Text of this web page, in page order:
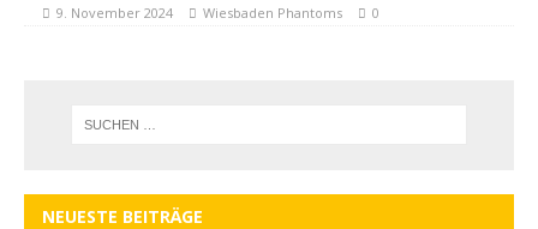
9. November 2024 Wiesbaden Phantoms 0
NEUESTE BEITRÄGE